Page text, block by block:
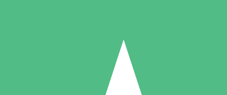
Individuelle Credit-Pakete